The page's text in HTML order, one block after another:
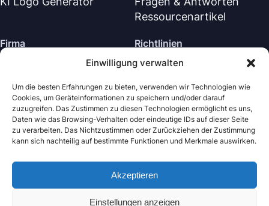
Einwilligung verwalten
Um die besten Erfahrungen zu bieten, verwenden wir Technologien wie
Cookies, um Geräteinformationen zu speichern und/oder darauf
zuzugreifen. Das Zustimmen zu diesen Technologien ermöglicht es uns,
Daten wie das Browsing-Verhalten oder eindeutige IDs auf dieser Seite
zu verarbeiten. Das Nichtzustimmen oder Zurückziehen der Zustimmung
kann sich nachteilig auf bestimmte Funktionen und Merkmale auswirken.
Akzeptieren
Einstellungen anzeigen
Ressourcenartikel
Firma
Kontaktiere uns
Supportzentrum
Richtlinien
Rückerstattungsrichtlinie
Datenschutzrichtlinie (EN)
Lizenzvereinbarung (EN)
Geschäftsbedingungen
Deinstallieren
Cookie-Richtlinie
Nabla Mind· Alle Rechte vorbehalten.